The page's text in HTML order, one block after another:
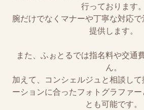
行っております。
腕だけでなくマナーや丁寧な対応
提供します。
また、ふぉとるでは指名料や交通
ん。
加えて、コンシェルジュと相談し
ーションに合ったフォトグラファ
とも可能です。